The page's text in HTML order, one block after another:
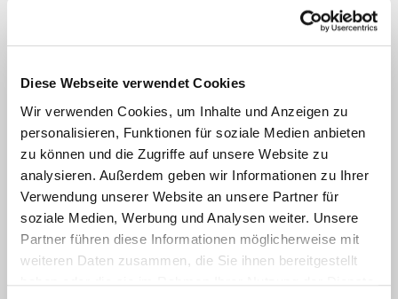
Diese Webseite verwendet Cookies
Wir verwenden Cookies, um Inhalte und Anzeigen zu
personalisieren, Funktionen für soziale Medien anbieten
zu können und die Zugriffe auf unsere Website zu
analysieren. Außerdem geben wir Informationen zu Ihrer
Verwendung unserer Website an unsere Partner für
soziale Medien, Werbung und Analysen weiter. Unsere
Partner führen diese Informationen möglicherweise mit
weiteren Daten zusammen, die Sie ihnen bereitgestellt
haben oder die sie im Rahmen Ihrer Nutzung der Dienste
Achtung: Wichtige Neuerung zur
Einsicht in Blutzucker-,
Insulinpumpen-, und sonstigen
Gerätedaten in der
Diabetesambulanz ab Anfang
2025
Liebe Familien,